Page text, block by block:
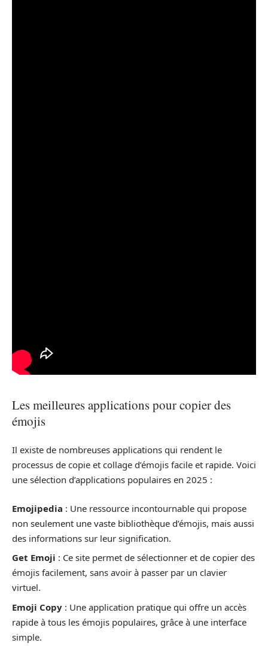
Les meilleures applications pour copier des
émojis
Il existe de nombreuses applications qui rendent le
processus de copie et collage d’émojis facile et rapide. Voici
une sélection d’applications populaires en 2025 :
Emojipedia : Une ressource incontournable qui propose
non seulement une vaste bibliothèque d’émojis, mais aussi
des informations sur leur signification.
Get Emoji : Ce site permet de sélectionner et de copier des
émojis facilement, sans avoir à passer par un clavier
virtuel.
Emoji Copy : Une application pratique qui offre un accès
rapide à tous les émojis populaires, grâce à une interface
simple.